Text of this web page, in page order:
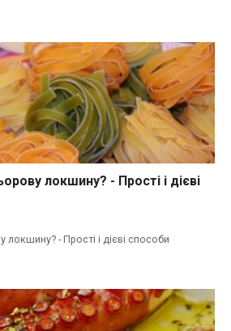
економити час і гроші на кухні. Практичний побут.
локшину? - Прості і дієві
- Прості і дієві способи